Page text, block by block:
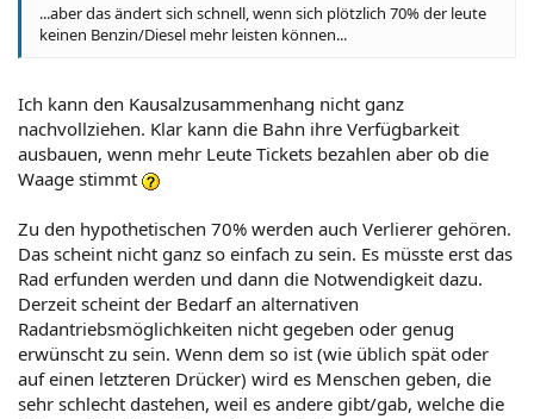
...aber das ändert sich schnell, wenn sich plötzlich 70% der leute
keinen Benzin/Diesel mehr leisten können...
Ich kann den Kausalzusammenhang nicht ganz
nachvollziehen. Klar kann die Bahn ihre Verfügbarkeit
ausbauen, wenn mehr Leute Tickets bezahlen aber ob die
Waage stimmt
Zu den hypothetischen 70% werden auch Verlierer gehören.
Das scheint nicht ganz so einfach zu sein. Es müsste erst das
Rad erfunden werden und dann die Notwendigkeit dazu.
Derzeit scheint der Bedarf an alternativen
Radantriebsmöglichkeiten nicht gegeben oder genug
erwünscht zu sein. Wenn dem so ist (wie üblich spät oder
auf einen letzteren Drücker) wird es Menschen geben, die
sehr schlecht dastehen, weil es andere gibt/gab, welche die